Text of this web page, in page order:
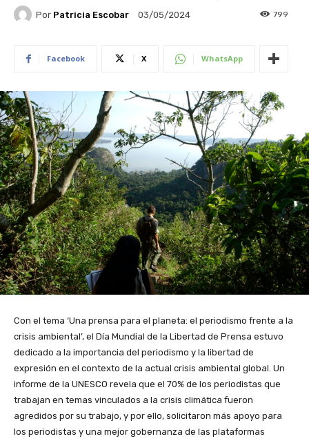
Por Patricia Escobar 03/05/2024 799
Facebook X WhatsApp
Con el tema ‘Una prensa para el planeta: el periodismo frente a la
crisis ambiental’, el Día Mundial de la Libertad de Prensa estuvo
dedicado a la importancia del periodismo y la libertad de
expresión en el contexto de la actual crisis ambiental global. Un
informe de la UNESCO revela que el 70% de los periodistas que
trabajan en temas vinculados a la crisis climática fueron
agredidos por su trabajo, y por ello, solicitaron más apoyo para
los periodistas y una mejor gobernanza de las plataformas